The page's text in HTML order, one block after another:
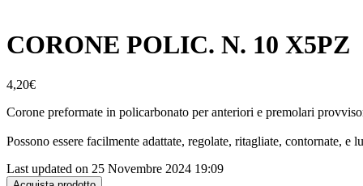
CORONE POLIC. N. 10 X5PZ
4,20€
Corone preformate in policarbonato per anteriori e premolari
Possono essere facilmente adattate, regolate, ritagliate, contornate, e
Last updated on 25 Novembre 2024 19:09